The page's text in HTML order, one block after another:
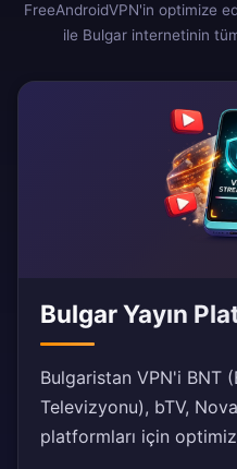
FreeAndroidVPN'in optimize
ile Bulgar internetinin
Bulgar Yayın
Bulgaristan VPN'i BNT
Televizyonu), bTV,
platformları için